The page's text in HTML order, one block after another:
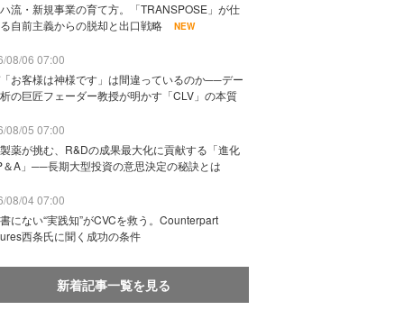
流・新規事業の育て方。「TRANSPOSE」が仕
自前主義からの脱却と出口戦略
NEW
08/06 07:00
お客様は神様です」は間違っているのか──デー
の巨匠フェーダー教授が明かす「CLV」の本質
08/05 07:00
薬が挑む、R&Dの成果最大化に貢献する「進化
＆A」──長期大型投資の意思決定の秘訣とは
08/04 07:00
にない“実践知”がCVCを救う。Counterpart
西条氏に聞く成功の条件
新着記事一覧を見る